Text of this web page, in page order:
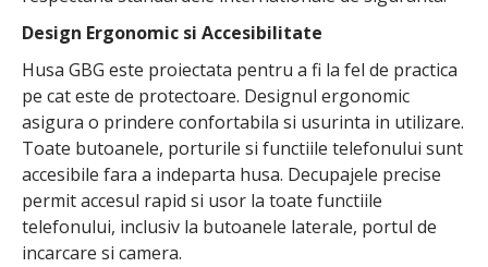
Design Ergonomic si Accesibilitate
Husa GBG este proiectata pentru a fi la fel de practica
pe cat este de protectoare. Designul ergonomic
asigura o prindere confortabila si usurinta in utilizare.
Toate butoanele, porturile si functiile telefonului sunt
accesibile fara a indeparta husa. Decupajele precise
permit accesul rapid si usor la toate functiile
telefonului, inclusiv la butoanele laterale, portul de
incarcare si camera.